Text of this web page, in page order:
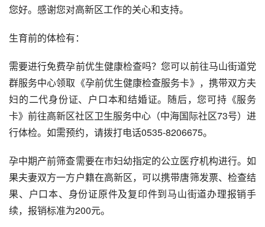
您好。感谢您对高新区工作的关心和支持。
生育前的体检有：
需要进行免费孕前优生健康检查吗？您可以前往马山街道党
群服务中心领取《孕前优生健康检查服务卡》，携带双方夫
妇的二代身份证、户口本和结婚证。随后，您可持《服务
卡》前往高新区社区卫生服务中心（中海国际社区73号）进
行体检。如需预约，请拨打电话0535-8206675。
孕中期产前筛查需要在市妇幼指定的公立医疗机构进行。如
果夫妻双方一方户籍在高新区，可以携带唐筛发票、检查结
果、户口本、身份证原件及复印件到马山街道办理报销手
续，报销标准为200元。